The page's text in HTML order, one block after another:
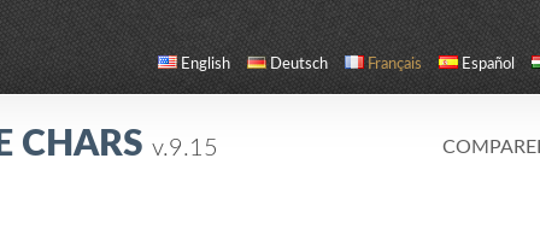
English Deutsch Français Español
CHARSv.9.15